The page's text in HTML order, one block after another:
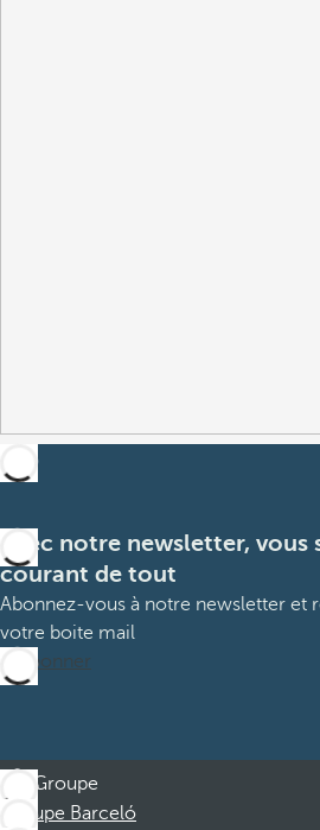
Avec notre newsletter,
courant de tout
Abonnez-vous à notre newsletter et
votre boite mail
M’abonner
Groupe
Groupe Barceló